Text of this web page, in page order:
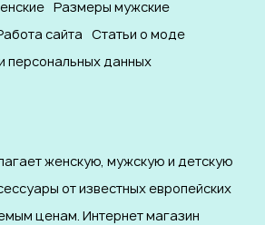
Размеры мужские
сайта Статьи о моде
персональных данных
женскую, мужскую и детскую
от известных европейских
ценам. Интернет магазин